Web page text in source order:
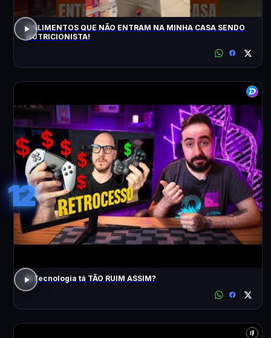
5 ALIMENTOS QUE NÃO ENTRAM NA MINHA CASA SENDO
NUTRICIONISTA!
12
A Tecnologia tá TÃO RUIM ASSIM?